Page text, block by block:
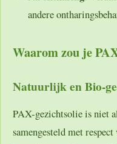
andere
Waarom zou je
Natuurlijk en Bio-
PAX-gezichtsolie is niet
samengesteld met